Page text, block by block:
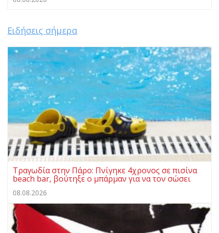
Ειδήσεις σήμερα
Τραγωδία στην Πάρο: Πνίγηκε 4χρονος σε πισίνα
beach bar, βούτηξε ο μπάρμαν για να τον σώσει
08.08.2026